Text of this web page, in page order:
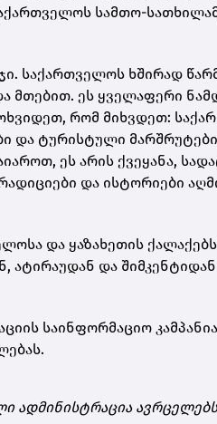
სამთო-
საქართველოს ხშირად
ეს ყველაფერი
რომ მიხვდეთ:
და ტურისტული
ეს არის ქვეყანა,
და ისტორიები
და ყაზახეთის
ატირაუდან და
საინფორმაციო
ადმინისტრაცია